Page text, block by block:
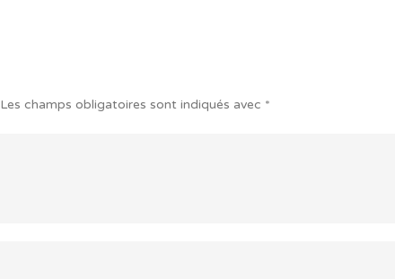
Les champs obligatoires sont indiqués avec *